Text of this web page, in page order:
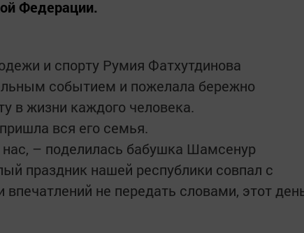
Федерации.
и спорту Румия Фатхутдинова
событием и пожелала бережно
в жизни каждого человека.
вся его семья.
– поделилась бабушка Шамсенур
праздник нашей республики совпал с
не передать словами, этот